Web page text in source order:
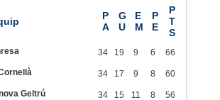
34 19 9 6 66
34 17 9 8 60
Geltrú 34 15 11 8 56